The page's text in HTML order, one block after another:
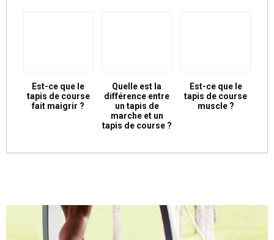
Est-ce que le
tapis de course
fait maigrir ?
Quelle est la
différence entre
un tapis de
marche et un
tapis de course ?
Est-ce que le
tapis de course
muscle ?